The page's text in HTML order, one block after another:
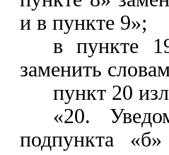
и в пункте 9»;
в пункте
заменить
пункт 20
«20.
подпункта